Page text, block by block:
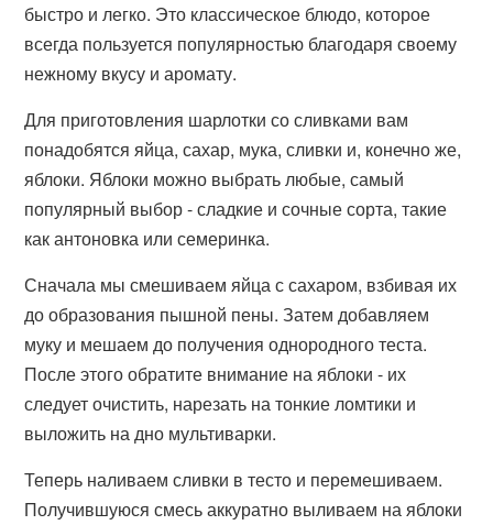
быстро и легко. Это классическое блюдо, которое
всегда пользуется популярностью благодаря своему
нежному вкусу и аромату.
Для приготовления шарлотки со сливками вам
понадобятся яйца, сахар, мука, сливки и, конечно же,
яблоки. Яблоки можно выбрать любые, самый
популярный выбор - сладкие и сочные сорта, такие
как антоновка или семеринка.
Сначала мы смешиваем яйца с сахаром, взбивая их
до образования пышной пены. Затем добавляем
муку и мешаем до получения однородного теста.
После этого обратите внимание на яблоки - их
следует очистить, нарезать на тонкие ломтики и
выложить на дно мультиварки.
Теперь наливаем сливки в тесто и перемешиваем.
Получившуюся смесь аккуратно выливаем на яблоки